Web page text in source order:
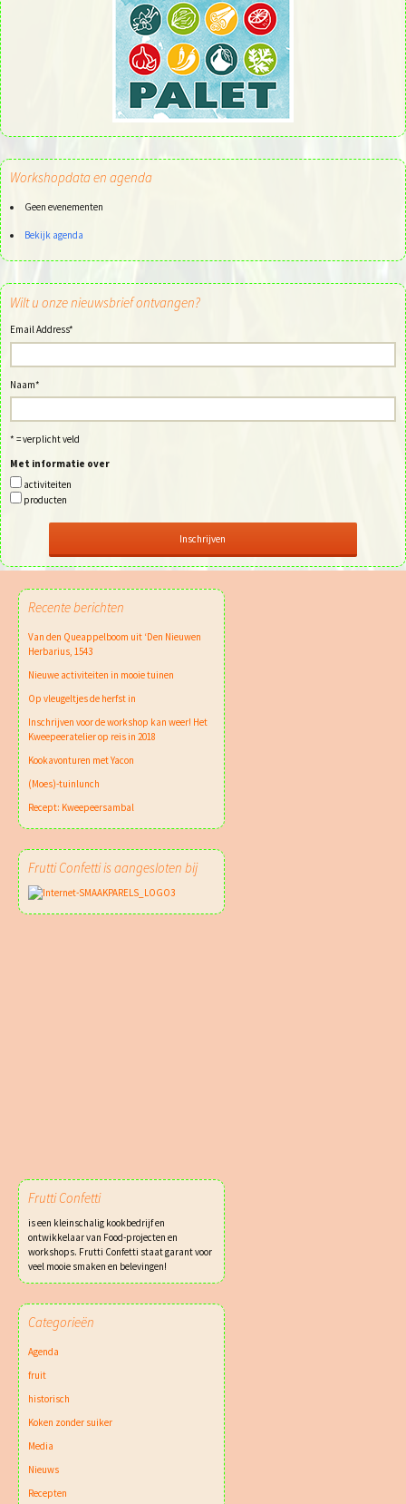
Workshopdata en agenda
Geen evenementen
Bekijk agenda
Wilt u onze nieuwsbrief ontvangen?
Email Address*
Naam*
* = verplicht veld
Met informatie over
activiteiten
producten
Recente berichten
Van den Queappelboom uit ‘Den Nieuwen
Herbarius, 1543
Nieuwe activiteiten in mooie tuinen
Op vleugeltjes de herfst in
Inschrijven voor de workshop kan weer! Het
Kweepeeratelier op reis in 2018
Kookavonturen met Yacon
(Moes)-tuinlunch
Recept: Kweepeersambal
Frutti Confetti is aangesloten bij
Frutti Confetti
is een kleinschalig kookbedrijf en
ontwikkelaar van Food-projecten en
workshops. Frutti Confetti staat garant voor
veel mooie smaken en belevingen!
Categorieën
Agenda
fruit
historisch
Koken zonder suiker
Media
Nieuws
Recepten